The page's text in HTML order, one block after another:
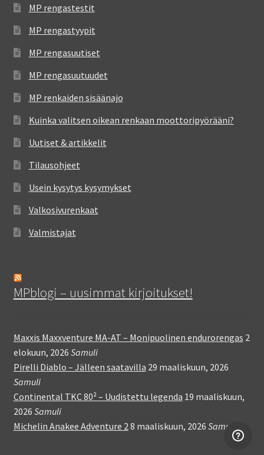
MP rengastestit
MP rengastyypit
MP rengasuutiset
MP rengasuutuudet
MP renkaiden sisäänajo
Kuinka valitsen oikean renkaan moottoripyörääni?
Uutiset & artikkelit
Tilausohjeet
Usein kysytys kysymykset
Valkosivurenkaat
Valmistajat
MPblogi – uusimmat kirjoitukset!
Maxxis Maxxventure MA-AT – Monipuolinen endurorengas 2
elokuun, 2026 Samuli
Pirelli Diablo – Jälleen saatavilla 29 maaliskuun, 2026
Samuli
Continental TKC 80² – Uudistettu legenda 19 maaliskuun,
2026 Samuli
Michelin Anakee Adventure 28 maaliskuun, 2026 Samuli